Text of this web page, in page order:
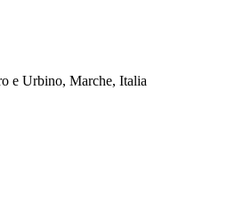
e Urbino, Marche, Italia